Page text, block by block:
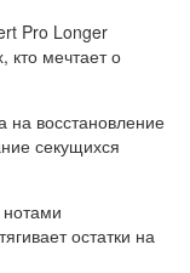
Pro Longer
кто мечтает о
восстановление
секущихся
остатки на